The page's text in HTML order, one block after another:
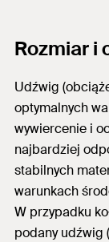
Rozmiar i
Udźwig
optymalnych
wywiercenie i
najbardziej
stabilnych
warunkach
W przypadku
podany udźwig